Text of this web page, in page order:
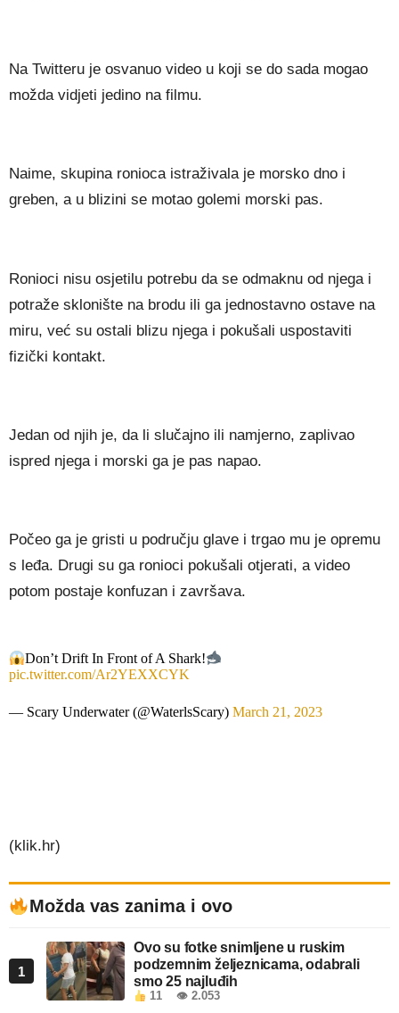
Na Twitteru je osvanuo video u koji se do sada mogao
možda vidjeti jedino na filmu.
Naime, skupina ronioca istraživala je morsko dno i
greben, a u blizini se motao golemi morski pas.
Ronioci nisu osjetilu potrebu da se odmaknu od njega i
potraže sklonište na brodu ili ga jednostavno ostave na
miru, već su ostali blizu njega i pokušali uspostaviti
fizički kontakt.
Jedan od njih je, da li slučajno ili namjerno, zaplivao
ispred njega i morski ga je pas napao.
Počeo ga je gristi u području glave i trgao mu je opremu
s leđa. Drugi su ga ronioci pokušali otjerati, a video
potom postaje konfuzan i završava.
Don’t Drift In Front of A Shark!
pic.twitter.com/Ar2YEXXCYK
— Scary Underwater (@WaterlsScary) March 21, 2023
(klik.hr)
Možda vas zanima i ovo
1
Ovo su fotke snimljene u ruskim
podzemnim željeznicama, odabrali
smo 25 najluđih
11 👁 2.053